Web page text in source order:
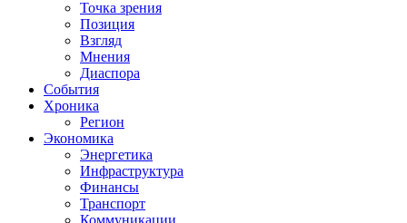
Точка зрения
Позиция
Взгляд
Мнения
Диаспора
События
Хроника
Регион
Экономика
Энергетика
Инфраструктура
Финансы
Транспорт
Коммуникации